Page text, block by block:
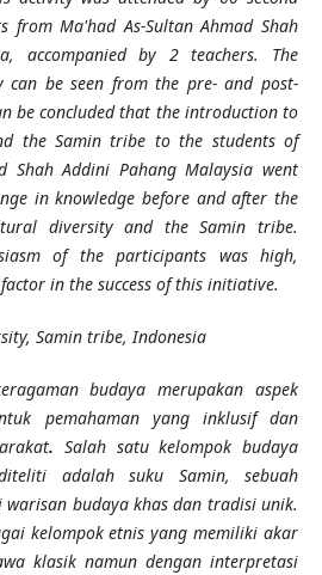
from Ma'had As-Sultan Ahmad Shah
accompanied by 2 teachers. The
can be seen from the pre- and post-
be concluded that the introduction to
the Samin tribe to the students of
Shah Addini Pahang Malaysia went
in knowledge before and after the
diversity and the Samin tribe.
of the participants was high,
in the success of this initiative.
, Samin tribe, Indonesia
budaya merupakan aspek
pemahaman yang inklusif dan
. Salah satu kelompok budaya
adalah suku Samin, sebuah
budaya khas dan tradisi unik.
kelompok etnis yang memiliki akar
klasik namun dengan interpretasi